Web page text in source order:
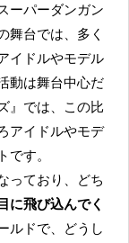
舞台では、多く
イドルやモデル
動は舞台中心だ
』では、この比
アイドルやモデ
です。
っており、どち
に飛び込んでく
ルドで、どうし